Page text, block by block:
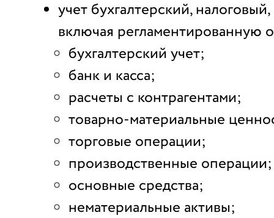
учет бухгалтерский,
включая регламентированную
бухгалтерский учет;
банк и касса;
расчеты с контрагентами;
товарно-материальные
торговые операции;
производственные операции;
основные средства;
нематериальные активы;